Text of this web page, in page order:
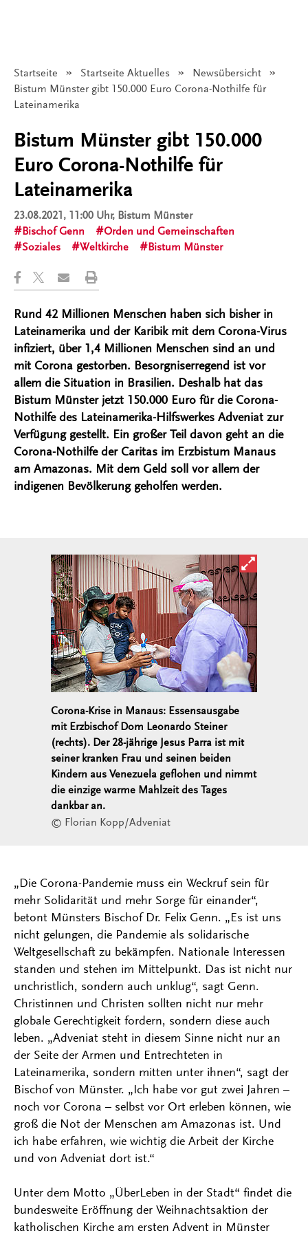
Startseite Startseite Aktuelles
Newsübersicht
Angezeigt:
Bistum Münster gibt 150.000 Euro Corona-Nothilfe für
Lateinamerika
Bistum Münster gibt 150.000
Euro Corona-Nothilfe für
Lateinamerika
23.08.2021, 11:00 Uhr, Bistum Münster
Bischof Genn
Orden und Gemeinschaften
Soziales
Weltkirche Bistum Münster
Rund 42 Millionen Menschen haben sich bisher in
Lateinamerika und der Karibik mit dem Corona-Virus
infiziert, über 1,4 Millionen Menschen sind an und
mit Corona gestorben. Besorgniserregend ist vor
allem die Situation in Brasilien. Deshalb hat das
Bistum Münster jetzt 150.000 Euro für die Corona-
Nothilfe des Lateinamerika-Hilfswerkes Adveniat zur
Verfügung gestellt. Ein großer Teil davon geht an die
Corona-Nothilfe der Caritas im Erzbistum Manaus
am Amazonas. Mit dem Geld soll vor allem der
indigenen Bevölkerung geholfen werden.
Bild in
Corona-Krise in Manaus: Essensausgabe
mit Erzbischof Dom Leonardo Steiner
(rechts). Der 28-jährige Jesus Parra ist mit
seiner kranken Frau und seinen beiden
Kindern aus Venezuela geflohen und nimmt
die einzige warme Mahlzeit des Tages
dankbar an.
© Florian Kopp/Adveniat
„Die Corona-Pandemie muss ein Weckruf sein für
mehr Solidarität und mehr Sorge für einander“,
betont Münsters Bischof Dr. Felix Genn. „Es ist uns
nicht gelungen, die Pandemie als solidarische
Weltgesellschaft zu bekämpfen. Nationale Interessen
standen und stehen im Mittelpunkt. Das ist nicht nur
unchristlich, sondern auch unklug“, sagt Genn.
Christinnen und Christen sollten nicht nur mehr
globale Gerechtigkeit fordern, sondern diese auch
leben. „Adveniat steht in diesem Sinne nicht nur an
der Seite der Armen und Entrechteten in
Lateinamerika, sondern mitten unter ihnen“, sagt der
Bischof von Münster. „Ich habe vor gut zwei Jahren –
noch vor Corona – selbst vor Ort erleben können, wie
groß die Not der Menschen am Amazonas ist. Und
ich habe erfahren, wie wichtig die Arbeit der Kirche
und von Adveniat dort ist.“
Unter dem Motto „ÜberLeben in der Stadt“ findet die
bundesweite Eröffnung der Weihnachtsaktion der
katholischen Kirche am ersten Advent in Münster